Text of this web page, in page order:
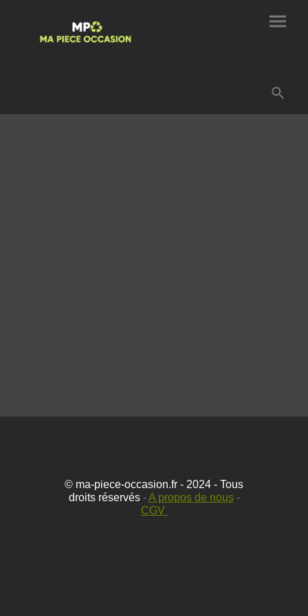
© ma-piece-occasion.fr - 2024 - Tous
droits réservés-A propos de nous-
CGV